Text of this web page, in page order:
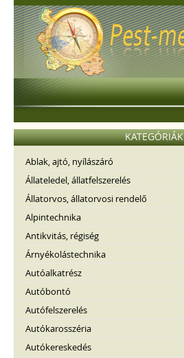
KATEGÓRIÁK
Ablak, ajtó, nyílászáró
Állateledel, állatfelszerelés
Állatorvos, állatorvosi rendelő
Alpintechnika
Antikvitás, régiség
Árnyékolástechnika
Autóalkatrész
Autóbontó
Autófelszerelés
Autókarosszéria
Autókereskedés